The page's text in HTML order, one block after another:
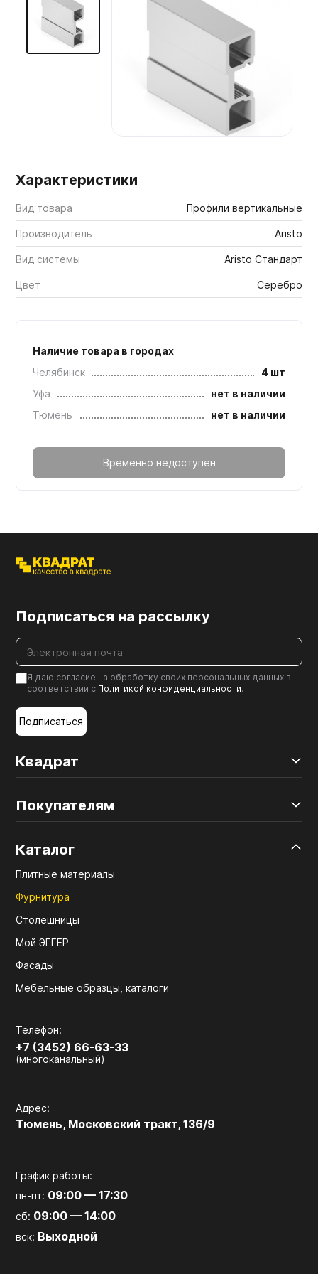
Мебельные образцы, каталоги
Характеристики
Вид товара Профили вертикальные
Производитель Aristo
Вид системы Aristo Стандарт
Цвет Серебро
Наличие товара в городах
Челябинск
4 шт
Уфа
нет в наличии
Тюмень
нет в наличии
Временно недоступен
Квадрат
Покупателям
Каталог
Плитные материалы
Фурнитура
Столешницы
Мой ЭГГЕР
Фасады
Мебельные образцы, каталоги
Телефон:
+7 (3452) 66-63-33
(многоканальный)
Адрес:
Тюмень, Московский тракт, 136/9
График работы:
пн-пт: 09:00 — 17:30
сб: 09:00 — 14:00
вск: Выходной
Подписаться на рассылку
Я даю согласие на обработку своих персональных данных в
соответствии с Политикой конфиденциальности.
Подписаться